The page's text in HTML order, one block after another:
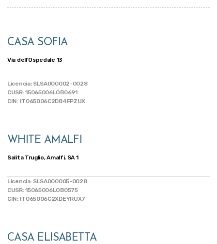
CASA SOFIA
Via dell'Ospedale 13
Licencia: SLSA000002-0028
CUSR: 15065006LOB0691
CIN: IT065006C2D84FPZUX
WHITE AMALFI
Salita Truglio, Amalfi, SA 1
Licencia: SLSA000005-0028
CUSR: 15065006LOB0575
CIN: IT065006C2XDEYRUX7
CASA ELISABETTA